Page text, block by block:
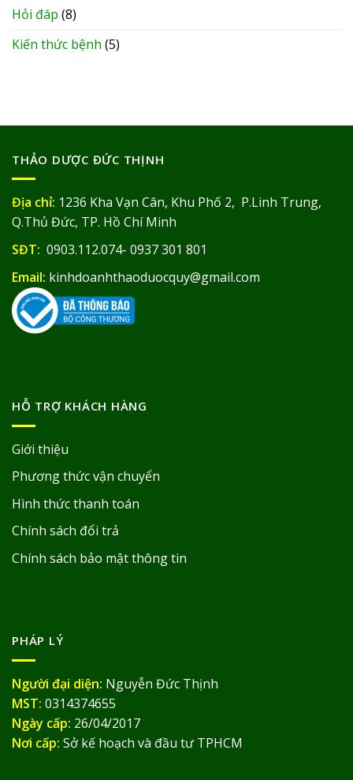
Hỏi đáp (8)
Kiến thức bệnh (5)
THẢO DƯỢC ĐỨC THỊNH
Địa chỉ: 1236 Kha Vạn Cân, Khu Phố 2, P.Linh Trung,
Q.Thủ Đức, TP. Hồ Chí Minh
SĐT: 0903.112.074- 0937 301 801
Email: kinhdoanhthaoduocquy@gmail.com
HỖ TRỢ KHÁCH HÀNG
Giới thiệu
Phương thức vận chuyển
Hình thức thanh toán
Chính sách đổi trả
Chính sách bảo mật thông tin
PHÁP LÝ
Người đại diện: Nguyễn Đức Thịnh
MST: 0314374655
Ngày cấp: 26/04/2017
Nơi cấp: Sở kế hoạch và đầu tư TPHCM